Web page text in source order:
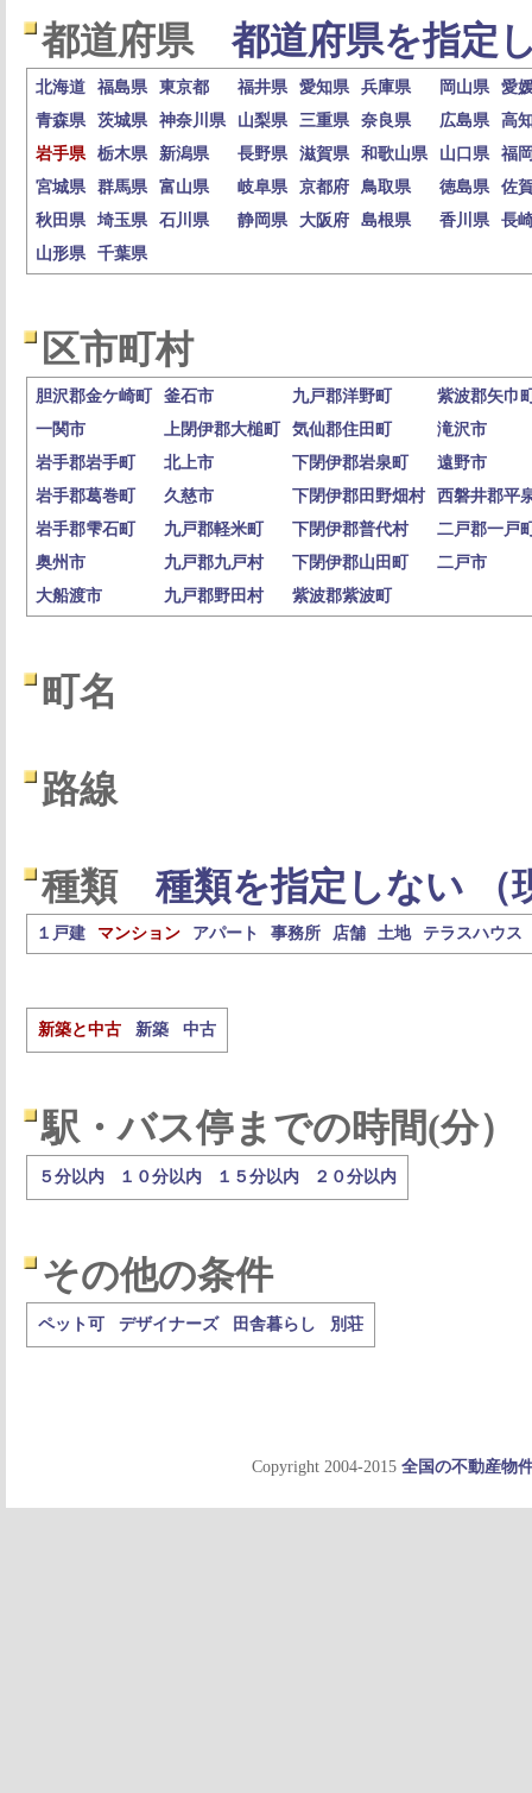
都道府県 都道府県を指定
北海道 福島県 東京都 福井県 愛知県 兵庫県 岡山県
愛
青森県
茨城県 神奈川県 山梨県 三重県 奈良県 広島県
高
岩手県
栃木県 新潟県 長野県 滋賀県 和歌山県 山口県
福
宮城県
群馬県 富山県 岐阜県 京都府 鳥取県 徳島県
佐
秋田県
埼玉県 石川県 静岡県 大阪府 島根県 香川県
長
山形県
千葉県
区市町村
胆沢郡金ケ崎町 釜石市 九戸郡洋野町
紫波郡矢巾
一関市
上閉伊郡大槌町 気仙郡住田町
滝沢市
岩手郡岩手町
北上市 下閉伊郡岩泉町
遠野市
岩手郡葛巻町
久慈市 下閉伊郡田野畑村
西磐井郡平
岩手郡雫石町
九戸郡軽米町 下閉伊郡普代村
二戸郡一戸
奥州市
九戸郡九戸村 下閉伊郡山田町
二戸市
大船渡市
九戸郡野田村 紫波郡紫波町
町名
路線
種類 種類を指定しない （
１戸建 マンション アパート 事務所 店舗 土地 テラスハウス
新築と中古 新築 中古
駅・バス停までの時間(分）
５分以内 １０分以内 １５分以内 ２０分以内
その他の条件
ペット可 デザイナーズ 田舎暮らし 別荘
Copyright 2004-2015 全国の不動産物